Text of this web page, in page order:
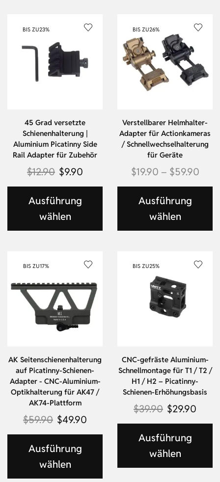
BIS ZU23%
45 Grad versetzte
Schienenhalterung |
Aluminium Picatinny Side
Rail Adapter für Zubehör
$12.90 $9.90
Ausführung
wählen
BIS ZU26%
Verstellbarer Helmhalter-
Adapter für Actionkameras
/ Schnellwechselhalterung
für Geräte
$19.90 – $59.90
Ausführung
wählen
BIS ZU17%
AK Seitenschienenhalterung
auf Picatinny-Schienen-
Adapter - CNC-Aluminium-
Optikhalterung für AK47 /
AK74-Plattform
$59.90 $49.90
Ausführung
wählen
BIS ZU25%
CNC-gefräste Aluminium-
Schnellmontage für T1 / T2 /
H1 / H2 – Picatinny-
Schienen-Erhöhungsbasis
$39.90 $29.90
Ausführung
wählen